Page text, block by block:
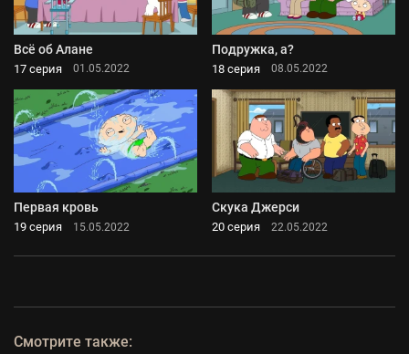
Всё об Алане
17 серия 01.05.2022
Подружка, а?
18 серия 08.05.2022
Первая кровь
19 серия 15.05.2022
Скука Джерси
20 серия 22.05.2022
Смотрите также: